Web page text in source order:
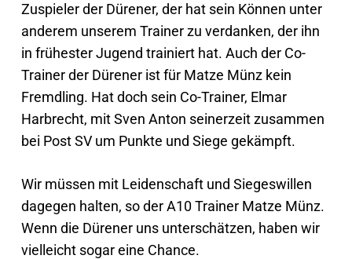
Zuspieler der Dürener, der hat sein Können unter
anderem unserem Trainer zu verdanken, der ihn
in frühester Jugend trainiert hat. Auch der Co-
Trainer der Dürener ist für Matze Münz kein
Fremdling. Hat doch sein Co-Trainer, Elmar
Harbrecht, mit Sven Anton seinerzeit zusammen
bei Post SV um Punkte und Siege gekämpft.
Wir müssen mit Leidenschaft und Siegeswillen
dagegen halten, so der A10 Trainer Matze Münz.
Wenn die Dürener uns unterschätzen, haben wir
vielleicht sogar eine Chance.